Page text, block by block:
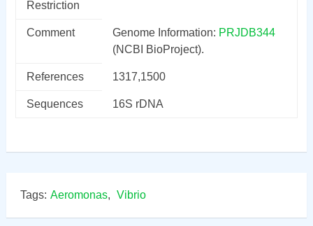
Restriction
Comment Genome Information: PRJDB344
(NCBI BioProject).
References 1317,1500
Sequences 16S rDNA
Tags: Aeromonas, Vibrio